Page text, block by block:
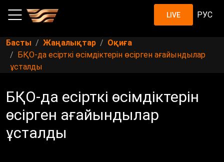
LIVE РУС
Басты Жаңалықтар
Оқиға
БҚО-да есірткі өсімдіктерін өсірген ағайындылар
ұсталды
БҚО-да есірткі өсімдіктерін
өсірген ағайындылар
ұсталды